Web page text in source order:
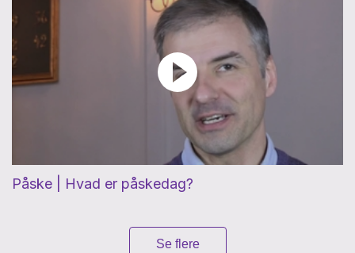
Påske | Hvad er påskedag?
Se flere